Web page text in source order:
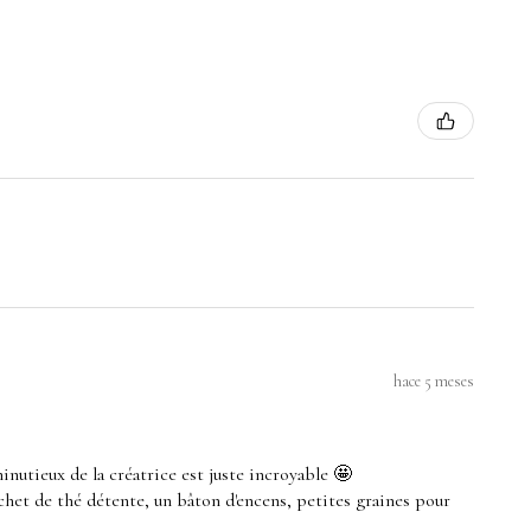
hace 5 meses
de la créatrice est juste incroyable 🤩
de thé détente, un bâton d'encens, petites graines pour